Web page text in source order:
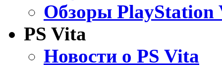
Обзоры PlayStation
PS Vita
Новости о PS Vita